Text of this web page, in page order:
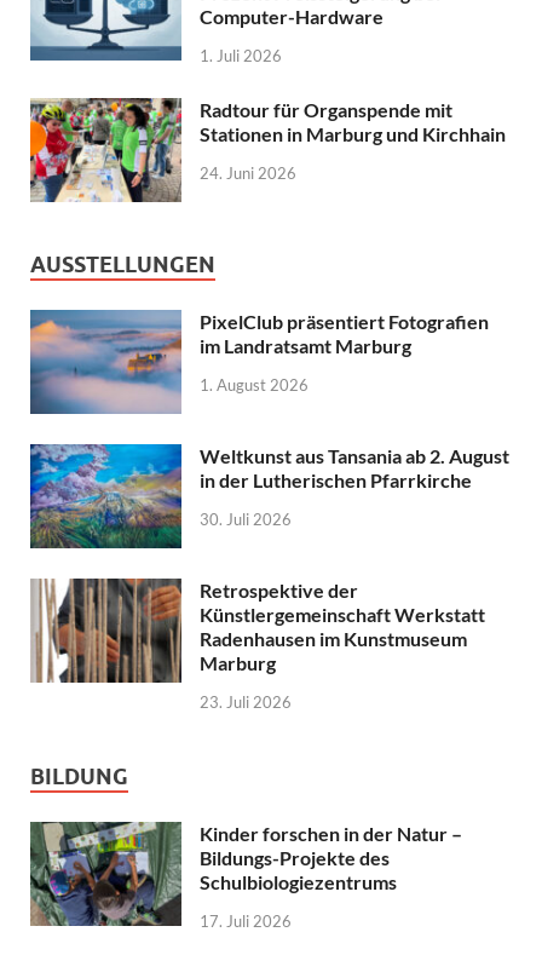
Computer-Hardware
1. Juli 2026
Radtour für Organspende mit
Stationen in Marburg und Kirchhain
24. Juni 2026
AUSSTELLUNGEN
PixelClub präsentiert Fotografien
im Landratsamt Marburg
1. August 2026
Weltkunst aus Tansania ab 2. August
in der Lutherischen Pfarrkirche
30. Juli 2026
Retrospektive der
Künstlergemeinschaft Werkstatt
Radenhausen im Kunstmuseum
Marburg
23. Juli 2026
BILDUNG
Kinder forschen in der Natur –
Bildungs-Projekte des
Schulbiologiezentrums
17. Juli 2026